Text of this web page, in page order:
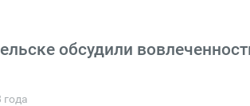
обсудили
года